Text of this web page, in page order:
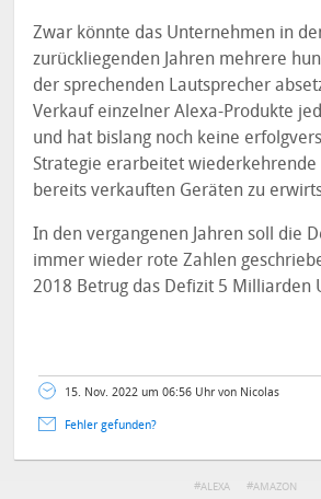
Zwar könnte das Unternehmen in
zurückliegenden Jahren mehrere
der sprechenden Lautsprecher
Verkauf einzelner Alexa-Produkte
und hat bislang noch keine
Strategie erarbeitet
bereits verkauften Geräten zu
In den vergangenen Jahren soll die
immer wieder rote Zahlen
2018 Betrug das Defizit 5 Milliarden
15. Nov. 2022 um 06:56 Uhr von Nicolas
Fehler gefunden?
ALEXA AMAZON